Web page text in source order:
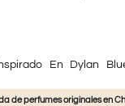
En Dylan
de perfumes originales en